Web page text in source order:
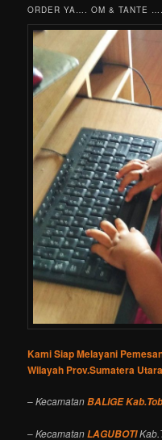
ORDER YA…. OM & TANTE
Kami Siap Melayani
Wilayah Prov.Sumatera
–KecamatanBALIGE
–KecamatanLAGUBOTI